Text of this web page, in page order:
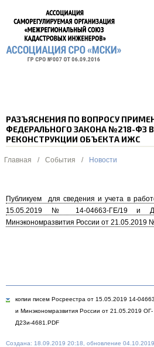
РАЗЪЯСНЕНИЯ ПО ВОПРОСУ
ФЕДЕРАЛЬНОГО ЗАКОНА №218-ФЗ
РЕКОНСТРУКЦИИ ОБЪЕКТА ИЖС
Главная / События / Новости
Публикуем для сведения и учета в
15.05.2019 № 14-04663-ГЕ/19 и
Минэкономразвития России от 21.05.2019
копии писем Росреестра от 15.05.2019 14-
и Минэкономразвития России от 21.05.2019 ОГ-
Д23и-4681.PDF
Создана: 18.09.2019 20:18, обновление